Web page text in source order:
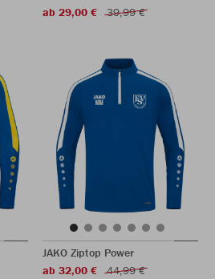
ab 29,00 €
39,99 €
JAKO Ziptop Power
ab 32,00 €
44,99 €